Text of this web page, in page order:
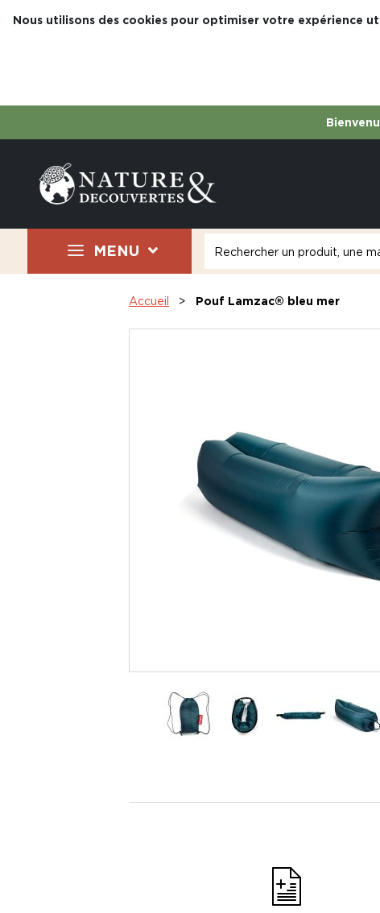
Nous utilisons des cookies pour optimiser votre expérience
MENU
Accueil Pouf Lamzac® bleu mer